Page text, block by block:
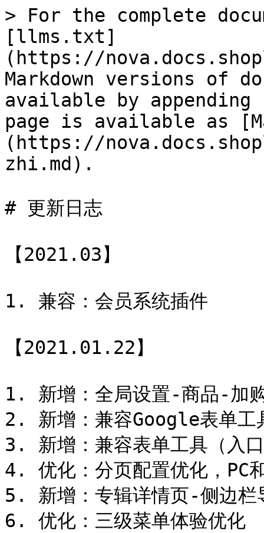
> For the complete
[llms.txt]
(https://
Markdown versions of
available by
page is available as
(https://
zhi.md).
# 更新日志
【2021.03】
1. 兼容：会员系统插件
【2021.01.22】
1. 新增：全局设置-商品-加
2. 新增：兼容Google表单工
3. 新增：兼容表单工具（入
4. 优化：分页配置优化，PC
5. 新增：专辑详情页-侧边栏
6. 优化：三级菜单体验优化